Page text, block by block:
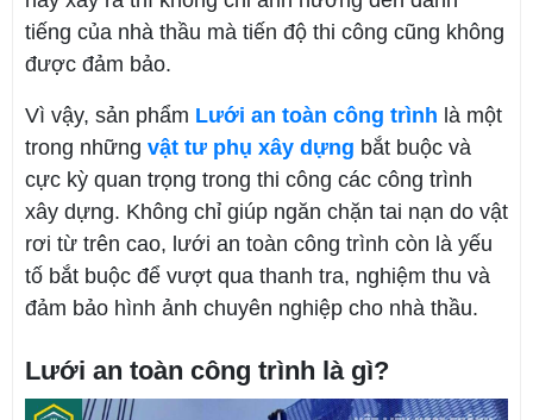
tiếng của nhà thầu mà tiến độ thi công cũng không
được đảm bảo.
Vì vậy, sản phẩm Lưới an toàn công trình là một
trong những vật tư phụ xây dựng bắt buộc và
cực kỳ quan trọng trong thi công các công trình
xây dựng. Không chỉ giúp ngăn chặn tai nạn do vật
rơi từ trên cao, lưới an toàn công trình còn là yếu
tố bắt buộc để vượt qua thanh tra, nghiệm thu và
đảm bảo hình ảnh chuyên nghiệp cho nhà thầu.
Lưới an toàn công trình là gì?